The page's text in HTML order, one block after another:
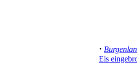
·
Eis